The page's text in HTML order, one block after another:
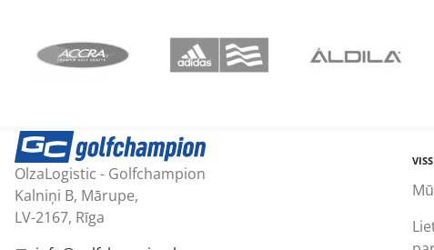
OlzaLogistic - Golfchampion
Kalniņi B, Mārupe,
LV-2167, Rīga